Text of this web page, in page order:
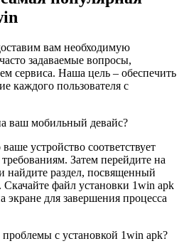
вам необходимую
задаваемые вопросы,
сервиса. Наша цель – обеспечить
каждого пользователя с
ваш мобильный девайс?
устройство соответствует
Затем перейдите на
найдите раздел, посвященный
файл установки 1win apk
экране для завершения процесса
с установкой 1win apk?